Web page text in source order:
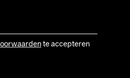
te accepteren